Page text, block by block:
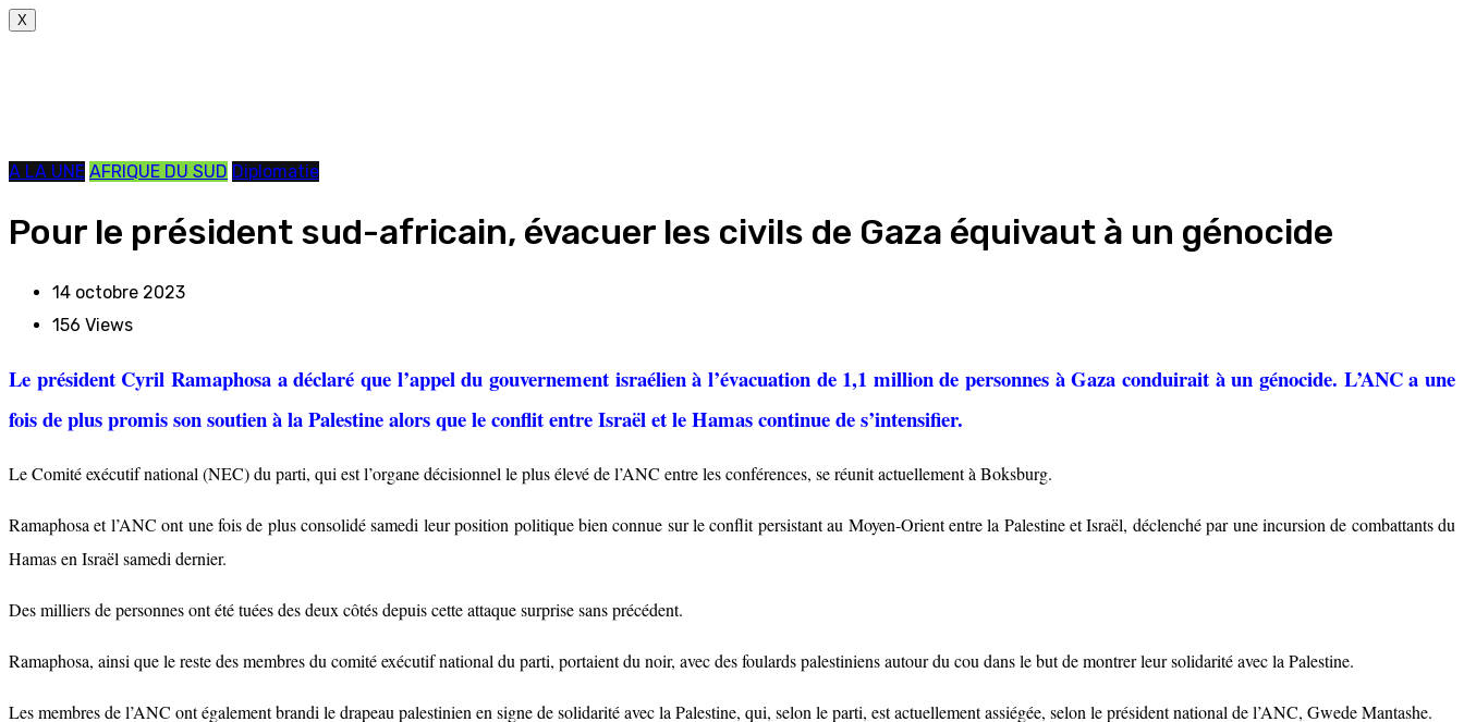
X
A LA UNE AFRIQUE DU SUD Diplomatie
Pour le président sud-africain, évacuer les civils de Gaza équivaut à un génocide
14 octobre 2023
156 Views
Le président Cyril Ramaphosa a déclaré que l’appel du gouvernement israélien à l’évacuation de 1,1 million de personnes à Gaza conduirait à un génocide. L’ANC a une
fois de plus promis son soutien à la Palestine alors que le conflit entre Israël et le Hamas continue de s’intensifier.
Le Comité exécutif national (NEC) du parti, qui est l’organe décisionnel le plus élevé de l’ANC entre les conférences, se réunit actuellement à Boksburg.
Ramaphosa et l’ANC ont une fois de plus consolidé samedi leur position politique bien connue sur le conflit persistant au Moyen-Orient entre la Palestine et Israël, déclenché par une incursion de combattants du
Hamas en Israël samedi dernier.
Des milliers de personnes ont été tuées des deux côtés depuis cette attaque surprise sans précédent.
Ramaphosa, ainsi que le reste des membres du comité exécutif national du parti, portaient du noir, avec des foulards palestiniens autour du cou dans le but de montrer leur solidarité avec la Palestine.
Les membres de l’ANC ont également brandi le drapeau palestinien en signe de solidarité avec la Palestine, qui, selon le parti, est actuellement assiégée, selon le président national de l’ANC, Gwede Mantashe.